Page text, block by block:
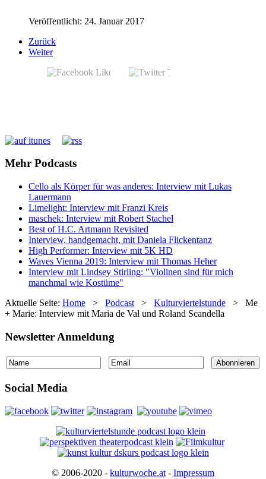
Veröffentlicht: 24. Januar 2017
Zurück
Weiter
Mehr Podcasts
Cello als Körper für was anderes: Interview mit Lukas
Lauermann
Limelight: Interview mit Franzi Kreis
maschek: Interview mit Robert Stachel
Best of H.C. Artmann Revisited
Interview, handgemacht, mit Daniela Flickentanz
High Performer: Interview mit 5K HD
Waves Vienna 2019: Interview mit Thomas Heher
Interview mit Lindsey Stirling: "Violinen sind für mich
manchmal wie Kostüme"
Aktuelle Seite: Home > Podcast > Kulturviertelstunde > Me
+ Marie: Interview mit Maria de Val und Roland Scandella
Newsletter Anmeldung
Social Media
© 2006-2020 - kulturwoche.at - Impressum